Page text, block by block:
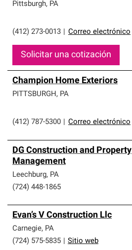
Pittsburgh, PA
(412) 273-0013 Correo electrónico
Solicitar una cotización
Champion Home Exteriors
PITTSBURGH, PA
(412) 787-5300 Correo electrónico
DG Construction and Property
Management
Leechburg, PA
(724) 448-1865
Evan’s V Construction Llc
Carnegie, PA
(724) 575-5835
Sitio web